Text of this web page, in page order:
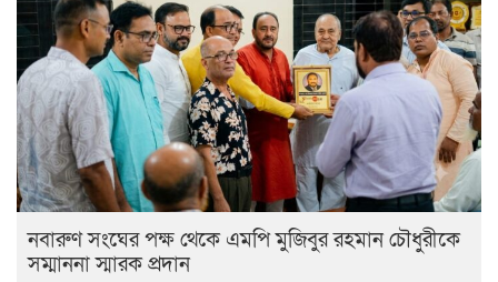
নবারুণ সংঘের পক্ষ থেকে এমপি মুজিবুর রহমান চৌধুরীকে
সম্মাননা স্মারক প্রদান